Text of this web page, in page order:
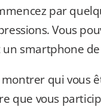
par
Vous
smartphone
qui vous
que vous